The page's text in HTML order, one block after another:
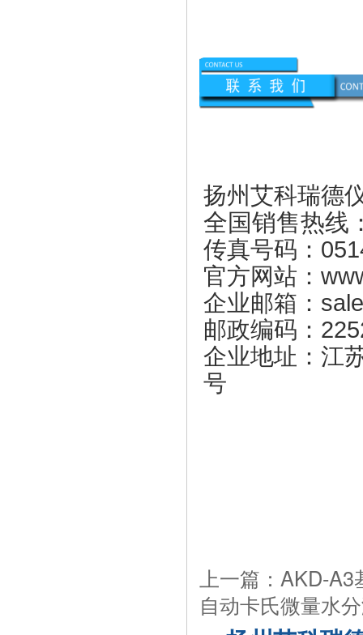
扬州艾科瑞德
全国销售热线
传真号码：
官方网站：
企业邮箱：
邮政编码：
企业地址：江
号
上一篇：AKD-
自动卡氏微量水